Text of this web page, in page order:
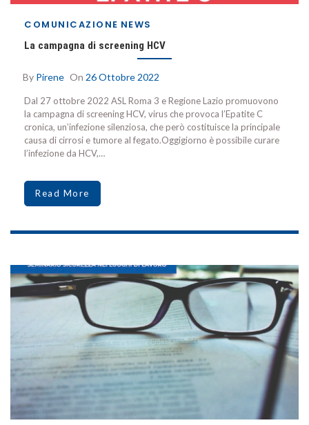
COMUNICAZIONE NEWS
La campagna di screening HCV
By Pirene On 26 Ottobre 2022
Dal 27 ottobre 2022 ASL Roma 3 e Regione Lazio promuovono
la campagna di screening HCV, virus che provoca l’Epatite C
cronica, un’infezione silenziosa, che però costituisce la principale
causa di cirrosi e tumore al fegato.Oggigiorno è possibile curare
l’infezione da HCV,…
Read More